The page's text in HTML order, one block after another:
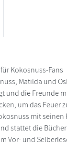
Kokosnuss-Fans
Matilda und
und die Freunde
um das Feuer
mit
stattet die
Vor- und